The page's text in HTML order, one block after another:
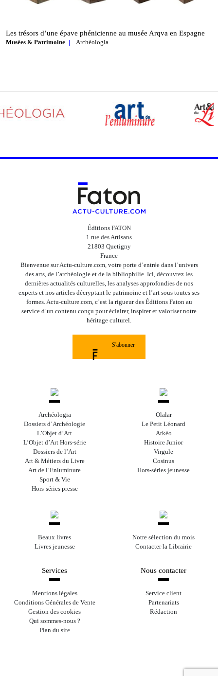
Les trésors d’une épave phénicienne au musée Arqva en Espagne
Musées & Patrimoine Archéologia
Éditions FATON
1 rue des Artisans
21803 Quetigny
France
Bienvenue sur Actu-culture.com, votre porte d’entrée dans l’univers
des arts, de l’archéologie et de la bibliophilie. Ici, découvrez les
dernières actualités culturelles, les analyses approfondies de nos
experts et nos articles décryptant le patrimoine et l’art sous toutes ses
formes. Actu-culture.com, c’est la rigueur des Éditions Faton au
service d’un contenu conçu pour éclairer, inspirer et valoriser notre
héritage culturel.
S'abonner
Archéologia
Dossiers d’Archéologie
L’Objet d’Art
L’Objet d’Art Hors-série
Dossiers de l’Art
Art & Métiers du Livre
Art de l’Enluminure
Sport & Vie
Hors-séries presse
Olalar
Le Petit Léonard
Arkéo
Histoire Junior
Virgule
Cosinus
Hors-séries jeunesse
Beaux livres
Livres jeunesse
Notre sélection du mois
Contacter la Librairie
Services
Mentions légales
Conditions Générales de Vente
Gestion des cookies
Qui sommes-nous ?
Plan du site
Nous contacter
Service client
Partenariats
Rédaction